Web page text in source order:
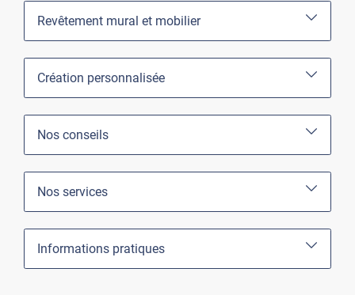
Revêtement mural et mobilier
Création personnalisée
Nos conseils
Nos services
Informations pratiques